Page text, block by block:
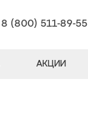
8 (800) 511-89-55
АКЦИИ